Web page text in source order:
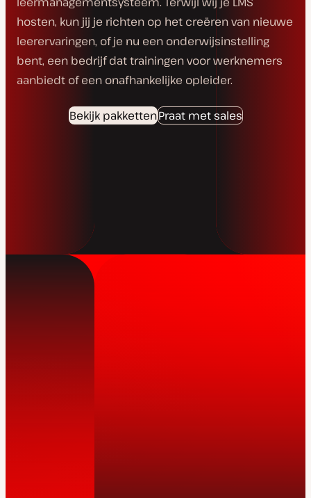
hosten, kun jij je richten op het creëren van nieuwe
leerervaringen, of je nu een onderwijsinstelling
bent, een bedrijf dat trainingen voor werknemers
aanbiedt of een onafhankelijke opleider.
Bekijk pakkettenPraat met sales